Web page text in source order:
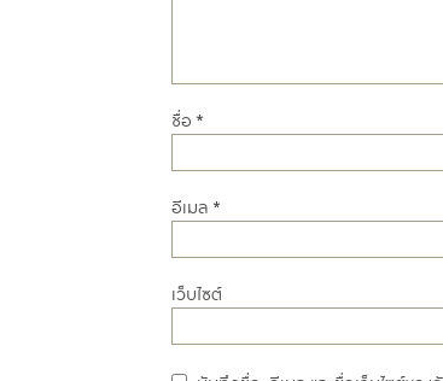
ชื่อ *
อีเมล *
เว็บไซต์